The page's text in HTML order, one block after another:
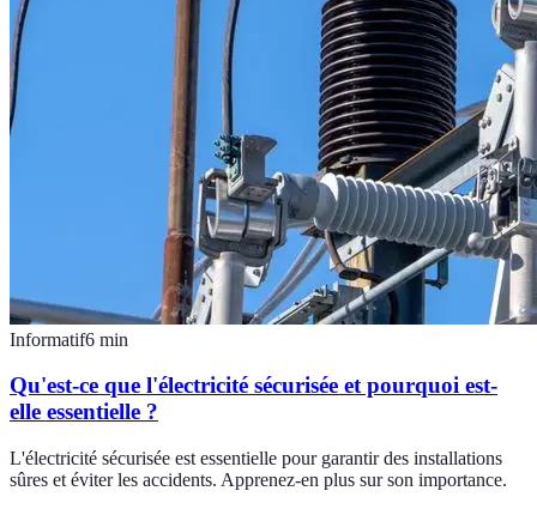
Informatif6 min
Qu'est-ce que l'électricité sécurisée et pourquoi est-
elle essentielle ?
L'électricité sécurisée est essentielle pour garantir des installations
sûres et éviter les accidents. Apprenez-en plus sur son importance.